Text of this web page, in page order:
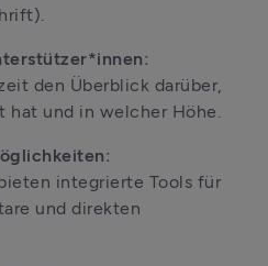
den Überblick darüber,
hat und in welcher Höhe.
integrierte Tools für
und direkten